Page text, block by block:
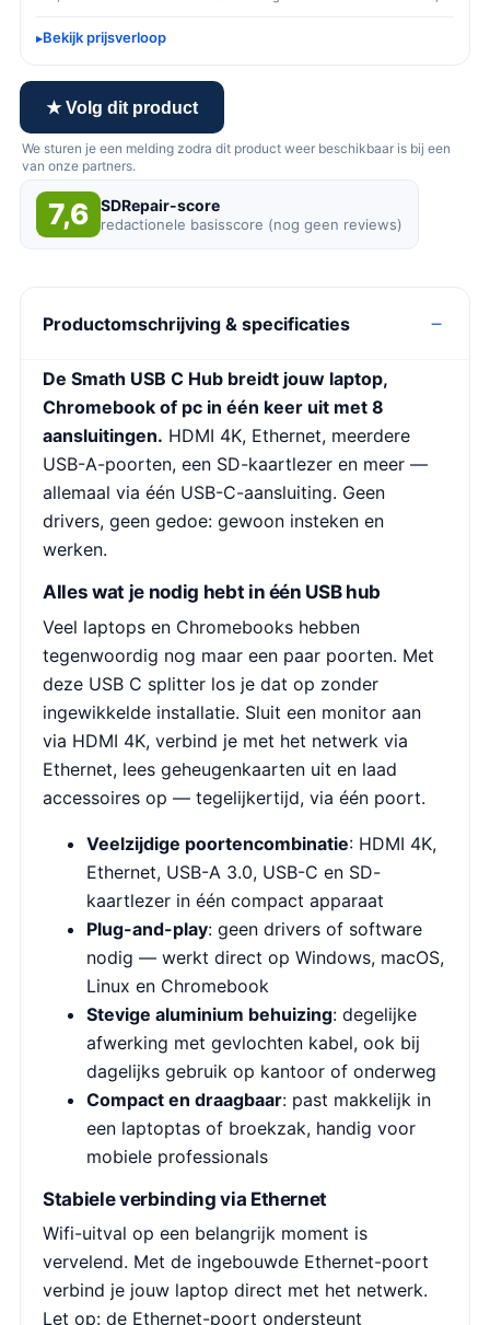
Bekijk prijsverloop
★ Volg dit product
We sturen je een melding zodra dit product weer beschikbaar is bij een
van onze partners.
7,6 SDRepair-score
redactionele basisscore (nog geen reviews)
Productomschrijving & specificaties
De Smath USB C Hub breidt jouw laptop,
Chromebook of pc in één keer uit met 8
aansluitingen. HDMI 4K, Ethernet, meerdere
USB-A-poorten, een SD-kaartlezer en meer —
allemaal via één USB-C-aansluiting. Geen
drivers, geen gedoe: gewoon insteken en
werken.
Alles wat je nodig hebt in één USB hub
Veel laptops en Chromebooks hebben
tegenwoordig nog maar een paar poorten. Met
deze USB C splitter los je dat op zonder
ingewikkelde installatie. Sluit een monitor aan
via HDMI 4K, verbind je met het netwerk via
Ethernet, lees geheugenkaarten uit en laad
accessoires op — tegelijkertijd, via één poort.
Veelzijdige poortencombinatie: HDMI 4K,
Ethernet, USB-A 3.0, USB-C en SD-
kaartlezer in één compact apparaat
Plug-and-play: geen drivers of software
nodig — werkt direct op Windows, macOS,
Linux en Chromebook
Stevige aluminium behuizing: degelijke
afwerking met gevlochten kabel, ook bij
dagelijks gebruik op kantoor of onderweg
Compact en draagbaar: past makkelijk in
een laptoptas of broekzak, handig voor
mobiele professionals
Stabiele verbinding via Ethernet
Wifi-uitval op een belangrijk moment is
vervelend. Met de ingebouwde Ethernet-poort
verbind je jouw laptop direct met het netwerk.
Let op: de Ethernet-poort ondersteunt